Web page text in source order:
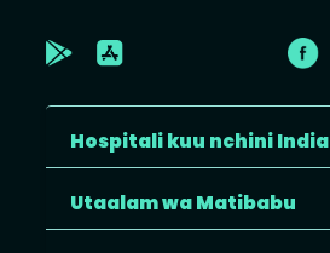
Hospitali kuu nchini India
Utaalam wa Matibabu